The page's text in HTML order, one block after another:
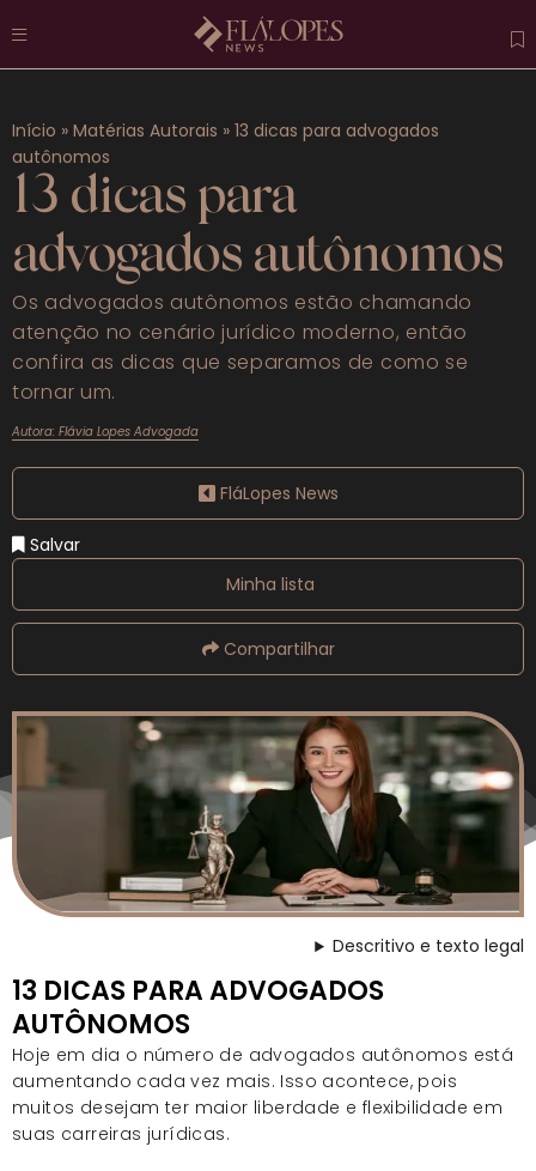
Destaques
Previdenciário
Trabalhista
Penal
Mais categorias
Início » Matérias Autorais » 13 dicas para advogados
autônomos
13 dicas para
advogados autônomos
Os advogados autônomos estão chamando
atenção no cenário jurídico moderno, então
confira as dicas que separamos de como se
tornar um.
Autora: Flávia Lopes Advogada
FláLopes News
Salvar
Minha lista
Compartilhar
Descritivo e texto legal
13 DICAS PARA ADVOGADOS
AUTÔNOMOS
Hoje em dia o número de advogados autônomos está
aumentando cada vez mais. Isso acontece, pois
muitos desejam ter maior liberdade e flexibilidade em
suas carreiras jurídicas.